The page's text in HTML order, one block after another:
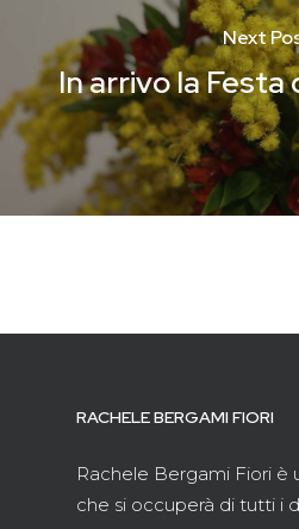
Next
In arrivo la Festa
RACHELE BERGAMI FIORI
Rachele Bergami Fiori è
che si occuperà di tutti i